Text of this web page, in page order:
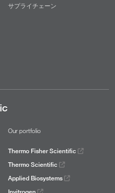
サプライチェーン
Our portfolio
Thermo Fisher Scientific
Thermo Scientific
Applied Biosystems